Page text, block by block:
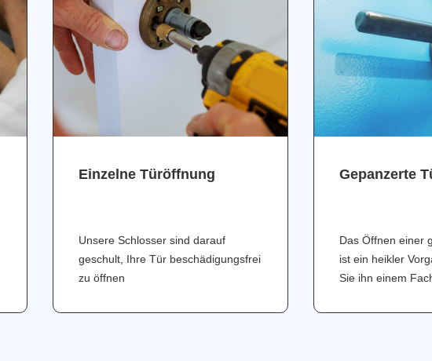
Einzelne Türöffnung
Unsere Schlosser sind darauf
geschult, Ihre Tür beschädigungsfrei
zu öffnen
Gepanzerte
Das Öffnen einer
ist ein heikler
Sie ihn einem